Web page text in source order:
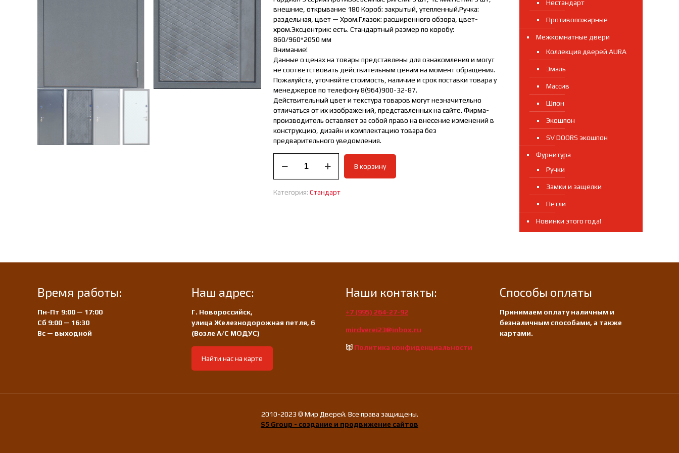
внешние, открывание 180 Короб: закрытый, утепленный.Ручка:
раздельная, цвет — Хром.Глазок: расширенного обзора, цвет-
хром.Эксцентрик: есть. Стандартный размер по коробу:
860/960*2050 мм
Внимание!
Данные о ценах на товары представлены для ознакомления и могут
не соответствовать действительным ценам на момент обращения.
Пожалуйста, уточняйте стоимость, наличие и срок поставки товара у
менеджеров по телефону 8(964)900-32-87.
Действительный цвет и текстура товаров могут незначительно
отличаться от их изображений, представленных на сайте. Фирма-
производитель оставляет за собой право на внесение изменений в
конструкцию, дизайн и комплектацию товара без
предварительного уведомления.
товара
ВХОДНАЯ
СТАНДАРТ
В корзину
Категория:Стандарт
Нестандарт
Противопожарные
Межкомнатные двери
Коллекция дверей AURA
Эмаль
Массив
Шпон
Экошпон
SV DOORS экошпон
Фурнитура
Ручки
Замки и защелки
Петли
Новинки этого года!
Время работы:
Пн-Пт 9:00 — 17:00
Сб 9:00 — 16:30
Вс — выходной
Наш адрес:
Г. Новороссийск,
улица Железнодорожная петля, 6
(Возле А/С МОДУС)
Найти нас на карте
Наши контакты:
+7 (995) 264-27-92
mirdverei23@inbox.ru
Политика конфиденциальности
Способы оплаты
Принимаем оплату наличным и
безналичным способами, а также
картами.
2010-2023 © Мир Дверей. Все права защищены.
S5 Group - создание и продвижение сайтов